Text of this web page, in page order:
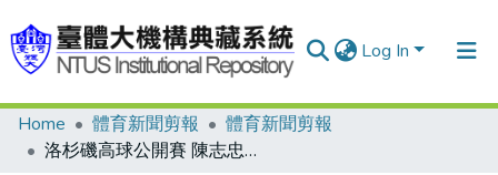
Log In
Communities & Collections
Home 體育新聞剪報
體育新聞剪報
洛杉磯高球公開賽 陳志忠延長賽中擊敗美國名將奪得冠軍 第一位亞洲&quot;高&quot;手在美國本土揚威